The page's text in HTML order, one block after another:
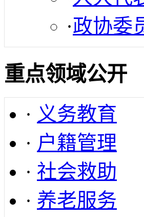
·政协委
重点领域公开
· 义务教育
· 户籍管理
· 社会救助
· 养老服务